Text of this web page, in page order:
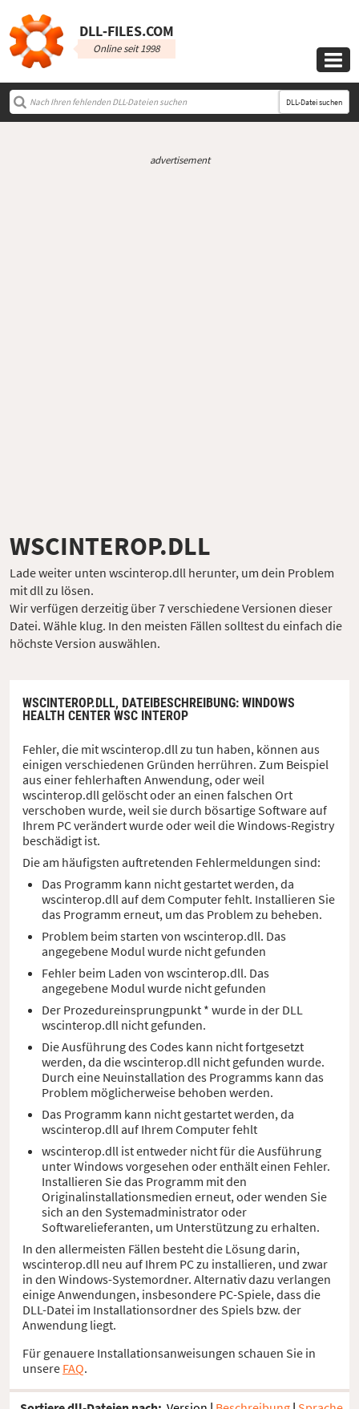
DLL‑FILES.COM
Online seit 1998

DLL-Datei suchen
advertisement
WSCINTEROP.DLL
Lade weiter unten wscinterop.dll herunter, um dein Problem
mit dll zu lösen.
Wir verfügen derzeitig über 7 verschiedene Versionen dieser
Datei. Wähle klug. In den meisten Fällen solltest du einfach die
höchste Version auswählen.
WSCINTEROP.DLL, DATEIBESCHREIBUNG: WINDOWS
HEALTH CENTER WSC INTEROP
Fehler, die mit wscinterop.dll zu tun haben, können aus
einigen verschiedenen Gründen herrühren. Zum Beispiel
aus einer fehlerhaften Anwendung, oder weil
wscinterop.dll gelöscht oder an einen falschen Ort
verschoben wurde, weil sie durch bösartige Software auf
Ihrem PC verändert wurde oder weil die Windows-Registry
beschädigt ist.
Die am häufigsten auftretenden Fehlermeldungen sind:
Das Programm kann nicht gestartet werden, da
wscinterop.dll auf dem Computer fehlt. Installieren Sie
das Programm erneut, um das Problem zu beheben.
Problem beim starten von wscinterop.dll. Das
angegebene Modul wurde nicht gefunden
Fehler beim Laden von wscinterop.dll. Das
angegebene Modul wurde nicht gefunden
Der Prozedureinsprungpunkt * wurde in der DLL
wscinterop.dll nicht gefunden.
Die Ausführung des Codes kann nicht fortgesetzt
werden, da die wscinterop.dll nicht gefunden wurde.
Durch eine Neuinstallation des Programms kann das
Problem möglicherweise behoben werden.
Das Programm kann nicht gestartet werden, da
wscinterop.dll auf Ihrem Computer fehlt
wscinterop.dll ist entweder nicht für die Ausführung
unter Windows vorgesehen oder enthält einen Fehler.
Installieren Sie das Programm mit den
Originalinstallationsmedien erneut, oder wenden Sie
sich an den Systemadministrator oder
Softwarelieferanten, um Unterstützung zu erhalten.
In den allermeisten Fällen besteht die Lösung darin,
wscinterop.dll neu auf Ihrem PC zu installieren, und zwar
in den Windows-Systemordner. Alternativ dazu verlangen
einige Anwendungen, insbesondere PC-Spiele, dass die
DLL-Datei im Installationsordner des Spiels bzw. der
Anwendung liegt.
Für genauere Installationsanweisungen schauen Sie in
unsere FAQ.